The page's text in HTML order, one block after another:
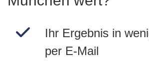
Ihr Ergebnis in
per E-Mail